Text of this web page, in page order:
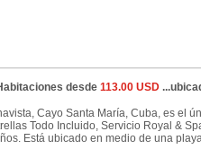
desde 113.00 USD
Cayo Santa María, Cuba, es el
Todo Incluido, Servicio Royal &
Está ubicado en medio de una